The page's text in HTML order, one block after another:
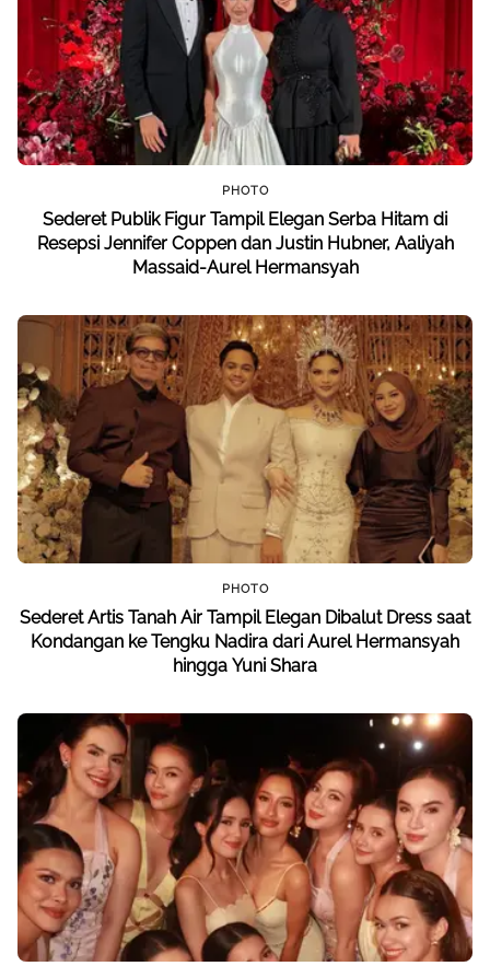
PHOTO
Sederet Publik Figur Tampil Elegan Serba Hitam di
Resepsi Jennifer Coppen dan Justin Hubner, Aaliyah
Massaid-Aurel Hermansyah
PHOTO
Sederet Artis Tanah Air Tampil Elegan Dibalut Dress saat
Kondangan ke Tengku Nadira dari Aurel Hermansyah
hingga Yuni Shara